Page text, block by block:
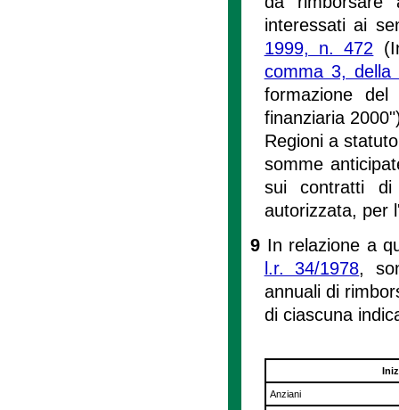
interessati ai
1999, n. 472
comma 3, della
formazione
finanziaria
Regioni a
somme
sui contratti di
autorizzata, per
9 In relazione a
l.r. 34/1978,
annuali di
di ciascuna
Anziani